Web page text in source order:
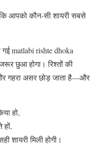
आपको कौन-सी शायरी सबसे
गई matlabi rishte dhoka
छुआ होगा। रिश्तों की
गहरा असर छोड़ जाता है—और
हो,
हों,
शायरी मिली होगी।